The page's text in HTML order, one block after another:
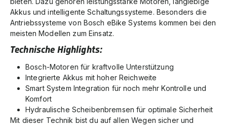
Akkus und intelligente Schaltungssysteme. Besonders die
Antriebssysteme von Bosch eBike Systems kommen bei den
meisten Modellen zum Einsatz.
Technische Highlights:
Bosch-Motoren für kraftvolle Unterstützung
Integrierte Akkus mit hoher Reichweite
Smart System Integration für noch mehr Kontrolle und
Komfort
Hydraulische Scheibenbremsen für optimale Sicherheit
Mit dieser Technik bist du auf allen Wegen sicher und